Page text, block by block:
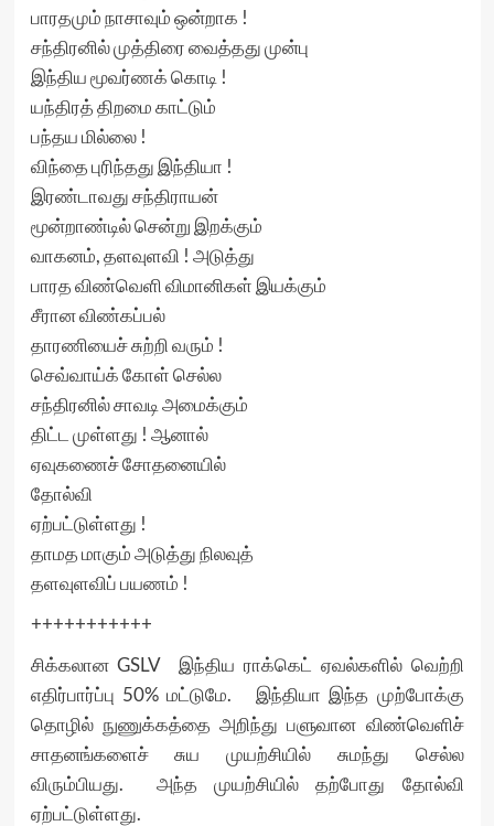
பாரதமும் நாசாவும் ஒன்றாக !
சந்திரனில் முத்திரை வைத்தது முன்பு
இந்திய மூவர்ணக் கொடி !
யந்திரத் திறமை காட்டும்
பந்தய மில்லை !
விந்தை புரிந்தது இந்தியா !
இரண்டாவது சந்திராயன்
மூன்றாண்டில் சென்று இறக்கும்
வாகனம், தளவுளவி ! அடுத்து
பாரத விண்வெளி விமானிகள் இயக்கும்
சீரான விண்கப்பல்
தாரணியைச் சுற்றி வரும் !
செவ்வாய்க் கோள் செல்ல
சந்திரனில் சாவடி அமைக்கும்
திட்ட முள்ளது ! ஆனால்
ஏவுகணைச் சோதனையில்
தோல்வி
ஏற்பட்டுள்ளது !
தாமத மாகும் அடுத்து நிலவுத்
தளவுளவிப் பயணம் !
+++++++++++
சிக்கலான GSLV இந்திய ராக்கெட் ஏவல்களில் வெற்றி
எதிர்பார்ப்பு 50% மட்டுமே. இந்தியா இந்த முற்போக்கு
தொழில் நுணுக்கத்தை அறிந்து பளுவான விண்வெளிச்
சாதனங்களைச் சுய முயற்சியில் சுமந்து செல்ல
விரும்பியது. அந்த முயற்சியில் தற்போது தோல்வி
ஏற்பட்டுள்ளது.